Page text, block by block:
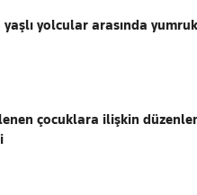
yolcular arasında
çocuklara ilişkin